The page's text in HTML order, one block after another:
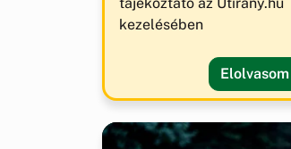
kezelésében
Elolvasom